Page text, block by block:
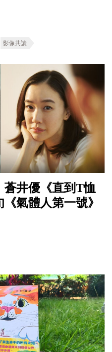
影像共讀
蒼井優《直到T恤
氣體人第一號》